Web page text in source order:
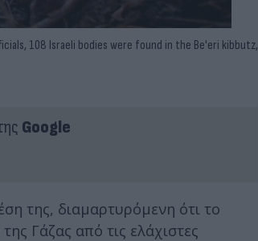
108 Israeli bodies were found in the Be'eri kibbutz,
Google
της, διαμαρτυρόμενη ότι το
Γάζας από τις ελάχιστες